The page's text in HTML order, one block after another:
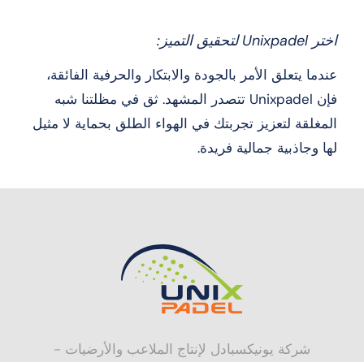
اختر Unixpadel لتحقيق التميز:
عندما يتعلق الأمر بالجودة والابتكار والحرفية الفائقة،
فإن Unixpadel تتصدر المشهد. ثق في مظلتنا شبه
المغلقة لتعزيز تجربتك في الهواء الطلق بحماية لا مثيل
لها وجاذبية جمالية فريدة.
شركة يونيكسبادل لإنتاج الملاعب والأرضيات -